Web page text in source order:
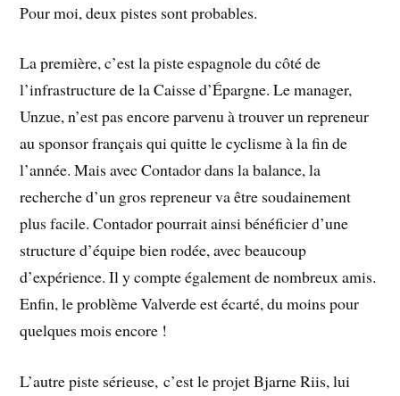
Pour moi, deux pistes sont probables.
La première, c’est la piste espagnole du côté de
l’infrastructure de la Caisse d’Épargne. Le manager,
Unzue, n’est pas encore parvenu à trouver un repreneur
au sponsor français qui quitte le cyclisme à la fin de
l’année. Mais avec Contador dans la balance, la
recherche d’un gros repreneur va être soudainement
plus facile. Contador pourrait ainsi bénéficier d’une
structure d’équipe bien rodée, avec beaucoup
d’expérience. Il y compte également de nombreux amis.
Enfin, le problème Valverde est écarté, du moins pour
quelques mois encore !
L’autre piste sérieuse, c’est le projet Bjarne Riis, lui